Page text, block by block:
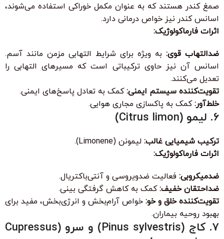
صمغ کندر هستند که به عنوان مکمل خوراکی استفاده می‌شوند،
اسانس کندر نیز خواص درمانی دارد.
اثرات فارماکولوژیک:
ضدالتهاب قوی: به ویژه برای شرایط التهابی مزمن مانند آسم.
اسانس آن نیز حاوی ترکیباتی است که مسیرهای التهابی را
تعدیل می‌کنند.
تقویت‌کننده سیستم ایمنی:کمک به تعادل پاسخ‌های ایمنی.
خلط‌آور:کمک به پاکسازی مجاری هوایی.
۶. لیمو (Citrus limon)
ترکیب شیمیایی غالب: لیمونن (Limonene).
اثرات فارماکولوژیک:
ضدمیکروبی: فعالیت ضدویروسی و آنتی‌باکتریال.
ضداحتقان خفیف:کمک به کاهش گرفتگی بینی.
تقویت‌کننده خلق و خو: خواص آرام‌بخش و انرژی‌بخش، مفید برای
بهبود روحیه بیماران.
۷. کاج (Pinus sylvestris) و سرو (Cupressus